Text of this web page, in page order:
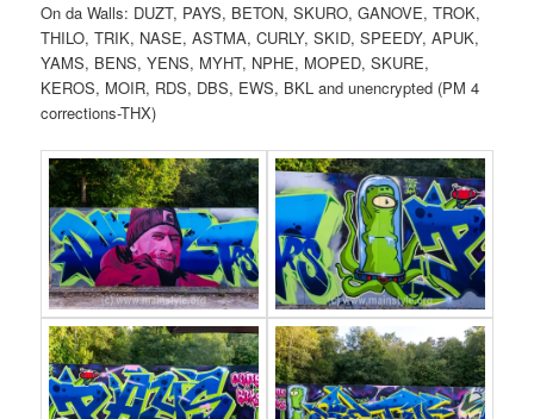
On da Walls: DUZT, PAYS, BETON, SKURO, GANOVE, TROK,
THILO, TRIK, NASE, ASTMA, CURLY, SKID, SPEEDY, APUK,
YAMS, BENS, YENS, MYHT, NPHE, MOPED, SKURE,
KEROS, MOIR, RDS, DBS, EWS, BKL and unencrypted (PM 4
corrections-THX)